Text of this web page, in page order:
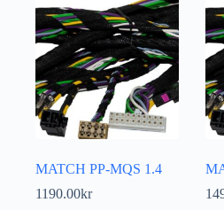
MATCH PP-MQS 1.4
1190.00kr